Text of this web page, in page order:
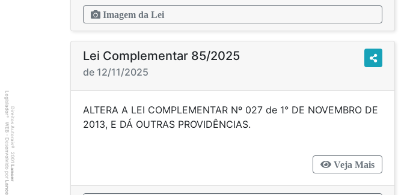
Imagem da Lei
Lei Complementar 85/2025
de 12/11/2025
ALTERA A LEI COMPLEMENTAR Nº 027 de 1° DE NOVEMBRO DE
2013, E DÁ OUTRAS PROVIDÊNCIAS.
Veja Mais
Direitos Autorais
©
2001
Lancer
Legislador
®
WEB - Desenvolvido por
Lancer